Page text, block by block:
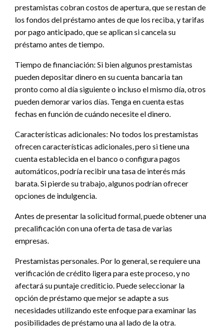
prestamistas cobran costos de apertura, que se restan de
los fondos del préstamo antes de que los reciba, y tarifas
por pago anticipado, que se aplican si cancela su
préstamo antes de tiempo.
Tiempo de financiación: Si bien algunos prestamistas
pueden depositar dinero en su cuenta bancaria tan
pronto como al día siguiente o incluso el mismo día, otros
pueden demorar varios días. Tenga en cuenta estas
fechas en función de cuándo necesite el dinero.
Características adicionales: No todos los prestamistas
ofrecen características adicionales, pero si tiene una
cuenta establecida en el banco o configura pagos
automáticos, podría recibir una tasa de interés más
barata. Si pierde su trabajo, algunos podrían ofrecer
opciones de indulgencia.
Antes de presentar la solicitud formal, puede obtener una
precalificación con una oferta de tasa de varias
empresas.
Prestamistas personales. Por lo general, se requiere una
verificación de crédito ligera para este proceso, y no
afectará su puntaje crediticio. Puede seleccionar la
opción de préstamo que mejor se adapte a sus
necesidades utilizando este enfoque para examinar las
posibilidades de préstamo una al lado de la otra.